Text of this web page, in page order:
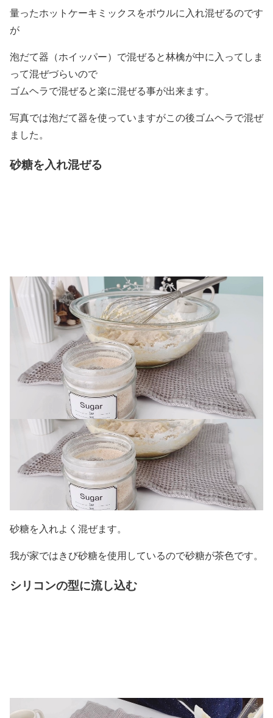
量ったホットケーキミックスをボウルに入れ混ぜるのです
が
泡だて器（ホイッパー）で混ぜると林檎が中に入ってしま
って混ぜづらいので
ゴムヘラで混ぜると楽に混ぜる事が出来ます。
写真では泡だて器を使っていますがこの後ゴムヘラで混ぜ
ました。
砂糖を入れ混ぜる
砂糖を入れよく混ぜます。
我が家ではきび砂糖を使用しているので砂糖が茶色です。
シリコンの型に流し込む